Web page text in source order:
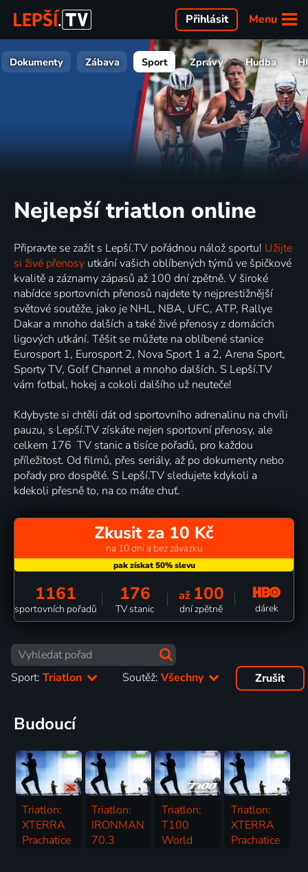
Menu
Přihlásit
Dokumenty Zábava Sport Zprávy Hudba
Nejlepší triatlon online
Připravte se zažít s Lepší.TV pořádnou nálož sportu! Užijte
si živé přenosy utkání vašich oblíbených týmů ve špičkové
kvalitě a záznamy zápasů až 100 dní zpětně. V široké
nabídce sportovních přenosů najdete ty nejprestižnější
světové soutěže, jako je NHL, NBA, UFC, ATP, Rallye
Dakar a mnoho dalších a také živé přenosy z domácích
ligových utkání. Těšit se můžete na oblíbené stanice
Eurosport 1, Eurosport 2, Nova Sport 1 a 2, Arena Sport,
Sporty TV, Golf Channel a mnoho dalších. S Lepší.TV
vám fotbal, hokej a cokoli dalšího už neuteče!
Kdybyste si chtěli dát od sportovního adrenalinu na chvíli
pauzu, s Lepší.TV získáte nejen sportovní přenosy, ale
celkem 176 TV stanic a tisíce pořadů, pro každou
příležitost. Od filmů, přes seriály, až po dokumenty nebo
pořady pro dospělé. S Lepší.TV sledujete kdykoli a
kdekoli přesně to, na co máte chuť.
Zkusit za 10 Kč
na 10 dní a bez závazku
1161
sportovních pořadů
176
TV stanic
až 100
dní zpětně dárek
Sport: Triatlon Soutěž:Všechny Zrušit
Budoucí
Triatlon:
XTERRA
Prachatice
Triatlon:
IRONMAN
70.3
Triatlon:
T100
World
Triatlon:
XTERRA
Prachatice